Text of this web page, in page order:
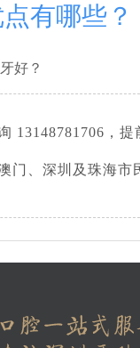
有哪些？
好？
13148781706，
门、深圳及珠海